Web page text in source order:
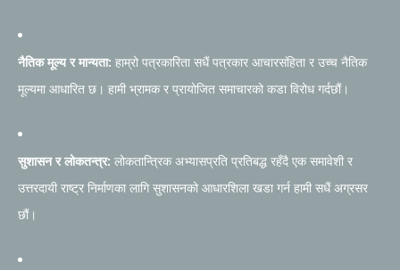
नैतिक मूल्य र मान्यता: हाम्रो पत्रकारिता सधैं पत्रकार आचारसंहिता र उच्च नैतिक
मूल्यमा आधारित छ। हामी भ्रामक र प्रायोजित समाचारको कडा विरोध गर्दछौं।
सुशासन र लोकतन्त्र: लोकतान्त्रिक अभ्यासप्रति प्रतिबद्ध रहँदै एक समावेशी र
उत्तरदायी राष्ट्र निर्माणका लागि सुशासनको आधारशिला खडा गर्न हामी सधैं अग्रसर
छौं।